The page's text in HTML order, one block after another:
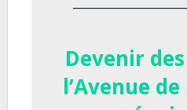
Devenir
l’Avenue